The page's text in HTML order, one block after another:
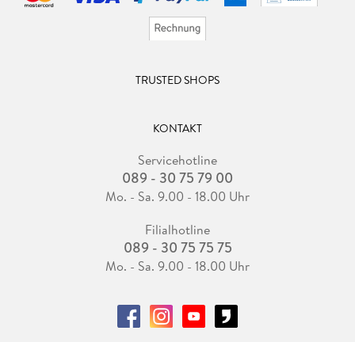
TRUSTED SHOPS
KONTAKT
Servicehotline
089 - 30 75 79 00
Mo. - Sa. 9.00 - 18.00 Uhr
Filialhotline
089 - 30 75 75 75
Mo. - Sa. 9.00 - 18.00 Uhr